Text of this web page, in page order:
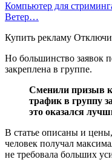
Компьютер для
Ветер…
Купить рекламу
Но большинство заявок
закреплена в группе.
Сменили призыв к
трафик в группу
это оказался
В статье описаны и
человек получал
не требовала больших